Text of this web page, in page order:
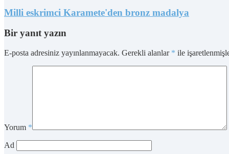
Milli eskrimci Karamete'den bronz madalya
Bir yanıt yazın
E-posta adresiniz yayınlanmayacak. Gerekli alanlar * ile
Yorum *
Ad